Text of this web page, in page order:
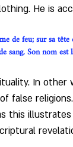
He is
de feu; sur sa
sang. Son nom est
In
false
this